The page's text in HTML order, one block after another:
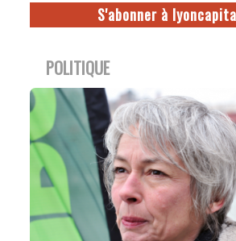
S'abonner à
POLITIQUE